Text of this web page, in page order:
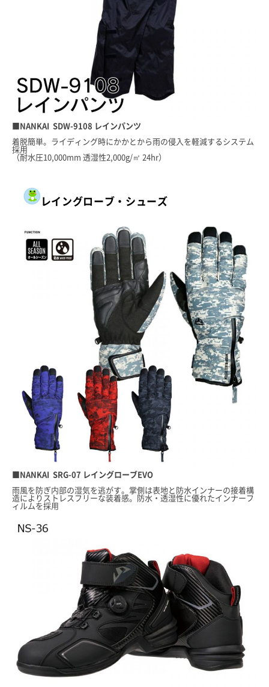
■NANKAI SDW-9108 レインパンツ
着脱簡単。ライディング時にかかとから雨の侵入を軽減するシステム
採用
（耐水圧10,000mm 透湿性2,000g/㎡ 24hr）
レイングローブ・シューズ
■NANKAI SRG-07 レイングローブEVO
雨風を防ぎ内部の湿気を逃がす。掌側は表地と防水インナーの接着構
造によりストレスフリーな装着感。防水・透湿性に優れたインナーフ
ィルムを採用